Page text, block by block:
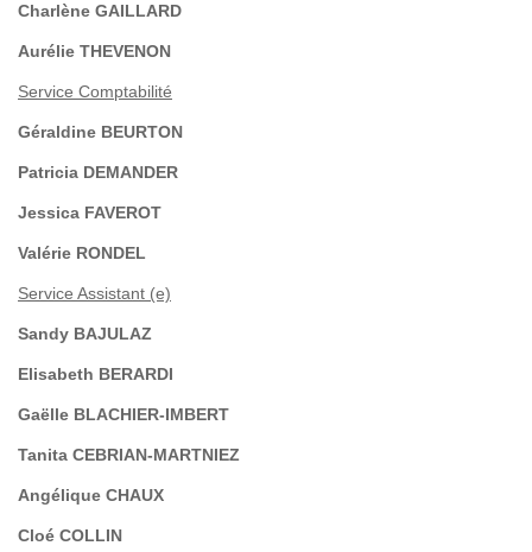
Charlène GAILLARD
Aurélie THEVENON
Service Comptabilité
Géraldine BEURTON
Patricia DEMANDER
Jessica FAVEROT
Valérie RONDEL
Service Assistant (e)
Sandy BAJULAZ
Elisabeth BERARDI
Gaëlle BLACHIER-IMBERT
Tanita CEBRIAN-MARTNIEZ
Angélique CHAUX
Cloé COLLIN